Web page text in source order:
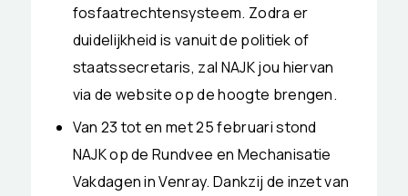
fosfaatrechtensysteem. Zodra er
duidelijkheid is vanuit de politiek of
staatssecretaris, zal NAJK jou hiervan
via de website op de hoogte brengen.
Van 23 tot en met 25 februari stond
NAJK op de Rundvee en Mechanisatie
Vakdagen in Venray. Dankzij de inzet van